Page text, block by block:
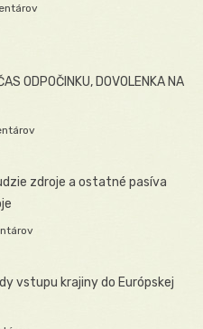
ODPOČINKU, DOVOLENKA NA
zdroje a ostatné pasíva
vstupu krajiny do Európskej